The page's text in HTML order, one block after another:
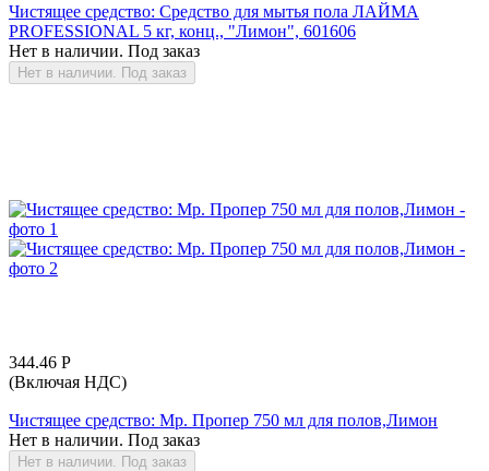
Чистящее средство: Средство для мытья пола ЛАЙМА
PROFESSIONAL 5 кг, конц., "Лимон", 601606
Нет в наличии. Под заказ
Нет в наличии. Под заказ
344.46 Р
(Включая НДС)
Чистящее средство: Мр. Пропер 750 мл для полов,Лимон
Нет в наличии. Под заказ
Нет в наличии. Под заказ